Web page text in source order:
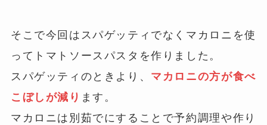
そこで今回はスパゲッティでなくマカロニを使
ってトマトソースパスタを作りました。
スパゲッティのときより、 マカロニの方が食べ
こぼしが減り ます。
マカロニは別茹でにすることで予約調理や作り